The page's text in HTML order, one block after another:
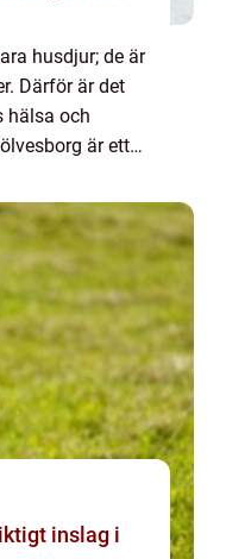
husdjur; de är
Därför är det
hälsa och
är ett
inslag i